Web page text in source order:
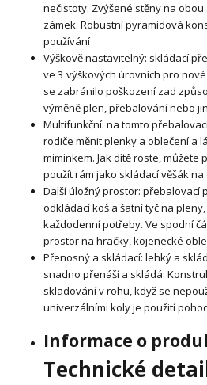
nečistoty. Zvýšené stěny na
zámek. Robustní pyramidová
používání
Výškově nastavitelný: skládací
ve 3 výškových úrovních pro
se zabránilo poškození zad
výměně plen, přebalování nebo
Multifunkční: na tomto
rodiče měnit plenky a oblečení a
miminkem. Jak dítě roste,
použít rám jako skládací věšák
Další úložný prostor: přebalovací
odkládací koš a šatní tyč na
každodenní potřeby. Ve spodní
prostor na hračky, kojenecké
Přenosný a skládací: lehký a
snadno přenáší a skládá.
skladování v rohu, když se
univerzálními koly je použití
Informace o
Technické